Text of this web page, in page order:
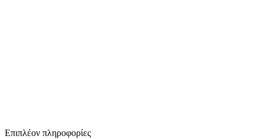
Επιπλέον πληροφορίες